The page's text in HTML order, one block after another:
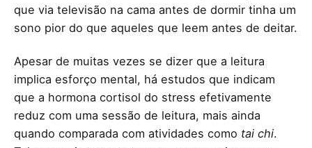
que via televisão na cama antes de dormir tinha um
sono pior do que aqueles que leem antes de deitar.
Apesar de muitas vezes se dizer que a leitura
implica esforço mental, há estudos que indicam
que a hormona cortisol do stress efetivamente
reduz com uma sessão de leitura, mais ainda
quando comparada com atividades como tai chi.